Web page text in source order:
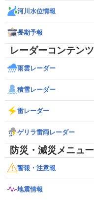
河川水位情報
長期予報
レーダーコンテンツ
雨雲レーダー
積雪レーダー
雷レーダー
ゲリラ雷雨レーダー
防災・減災メニュー
警報・注意報
地震情報